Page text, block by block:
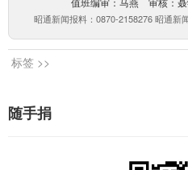
值班编审：马燕 审核：
昭通新闻报料：0870-2158276 昭通新
标签 >>
随手捐